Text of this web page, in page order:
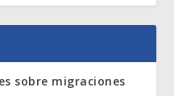
sobre migraciones